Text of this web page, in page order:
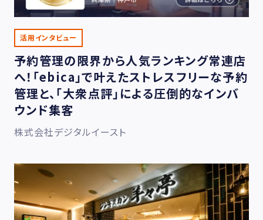
活用インタビュー
予約管理の限界から人気ランキング常連店
へ！「ebica」で叶えたストレスフリーな予約
管理と、「大衆点評」による圧倒的なインバ
ウンド集客
株式会社デジタルイースト